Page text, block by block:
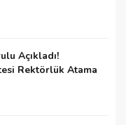
Açıkladı!
Rektörlük Atama